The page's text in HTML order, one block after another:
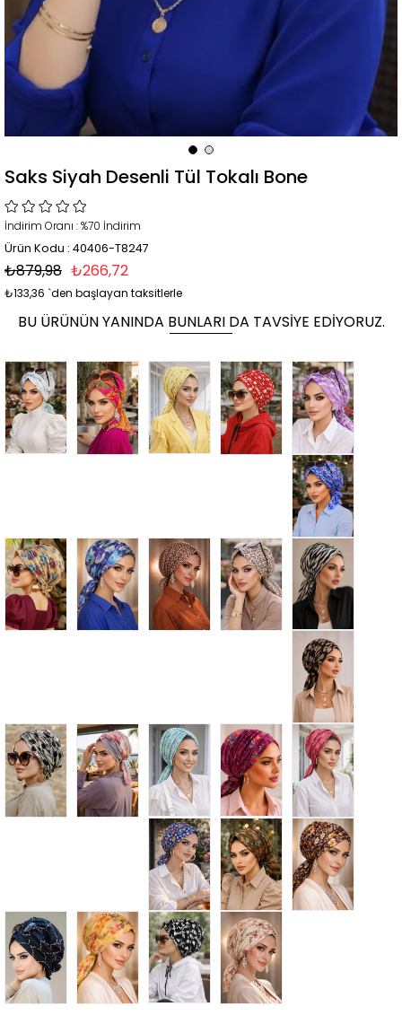
Saks Siyah Desenli Tül Tokalı Bone
İndirim Oranı :%70 İndirim
Ürün Kodu : 40406-T8247
₺879,98 ₺266,72
₺133,36 `den başlayan taksitlerle
BU ÜRÜNÜN YANINDA BUNLARI DA TAVSIYE EDIYORUZ.